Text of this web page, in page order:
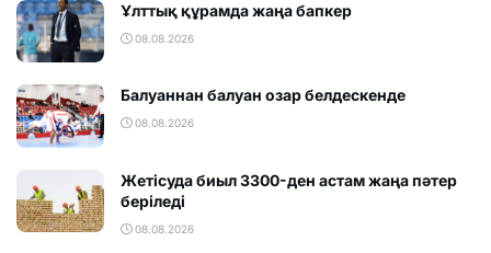
Ұлттық құрамда жаңа бапкер
08.08.2026
Балуаннан балуан озар белдескенде
08.08.2026
Жетісуда биыл 3300-ден астам жаңа пәтер
беріледі
08.08.2026